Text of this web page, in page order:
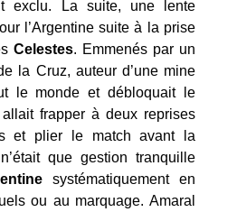
exclu. La suite, une lente
l’Argentine suite à la prise
Celestes. Emmenés par un
la Cruz, auteur d’une mine
le monde et débloquait le
allait frapper à deux reprises
et plier le match avant la
que gestion tranquille
systématiquement en
ou au marquage. Amaral